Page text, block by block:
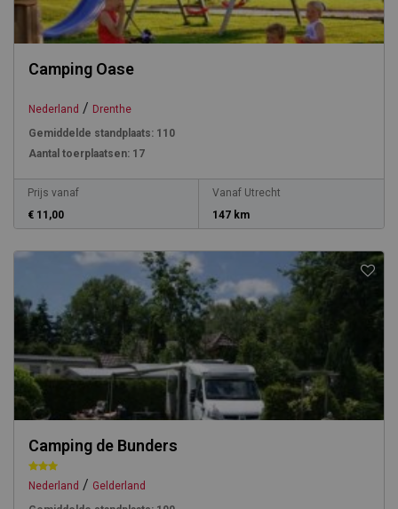
Camping Oase
Nederland / Drenthe
Gemiddelde standplaats: 110
Aantal toerplaatsen: 17
Prijs vanaf
€ 11,00
Vanaf Utrecht
147 km
Camping de Bunders
Nederland / Gelderland